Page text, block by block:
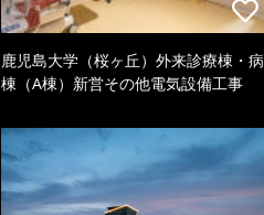
鹿児島大学（桜ヶ丘）外来診療棟・病
棟（A棟）新営その他電気設備工事